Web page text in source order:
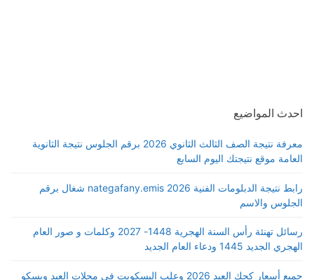
احدث المواضيع
معرفة نتيجة الصف الثالث الثانوي 2026 برقم الجلوس نتيجة الثانوية
العامة موقع نتيجتك اليوم السابع
رابط نتيجة الدبلومات الفنية 2026 nategafany.emis شغال برقم
الجلوس والاسم
رسائل تهنئة رأس السنة الهجرية 1448- 2027 وكلمات و صور العام
الهجري الجديد 1445 ودعاء العام الجديد
جميع أسعار كحك العيد 2026 وعلب البسكويت في محلات العبد وبسكو